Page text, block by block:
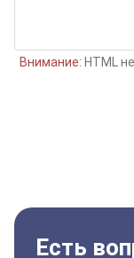
Внимание: HTML
Есть